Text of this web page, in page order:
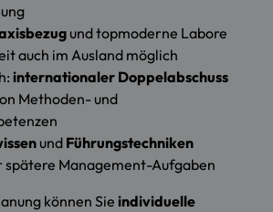
und topmoderne Labore
auch im Ausland möglich
internationaler Doppelabschuss
Methoden- und
und Führungstechniken
spätere Management-Aufgaben
können Sie individuelle